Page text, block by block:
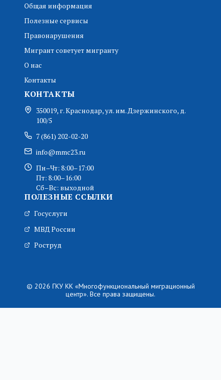
Общая информация
Полезные сервисы
Правонарушения
Мигрант советует мигранту
О нас
Контакты
КОНТАКТЫ
350019, г. Краснодар, ул. им. Дзержинского, д.
100/5
7 (861) 202-02-20
info@mmc23.ru
Пн–Чт: 8:00–17:00
Пт: 8:00–16:00
Сб–Вс: выходной
ПОЛЕЗНЫЕ ССЫЛКИ
Госуслуги
МВД России
Роструд
© 2026 ГКУ КК «Многофункциональный миграционный
центр». Все права защищены.